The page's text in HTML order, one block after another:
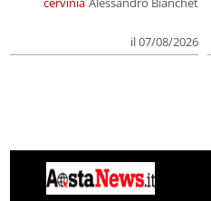
il 07/08/2026